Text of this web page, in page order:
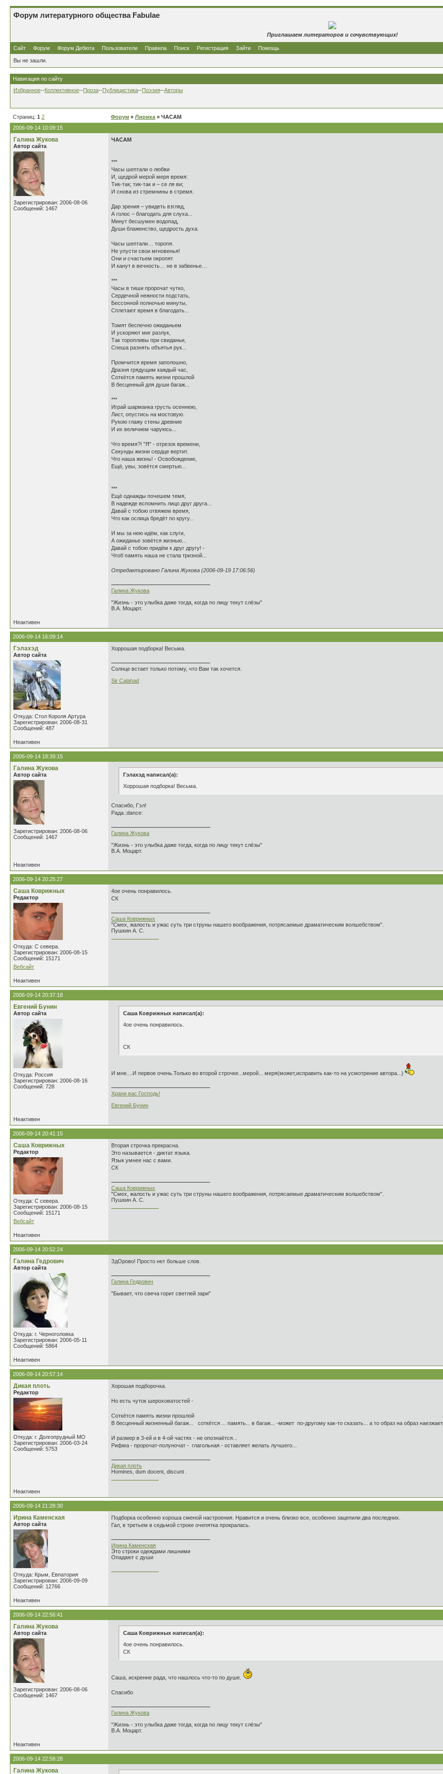
Форум литературного общества Fabulae
Приглашаем литераторов и сочувствующих!
Сайт Форум Форум Дебюта Пользователи Правила Поиск Регистрация Зайти Помощь
Вы не зашли.
Навигация по сайту
Избранное--Коллективное--Проза--Публицистика--Поэзия--Авторы
Страниц: 1 2 Форум » Лирика » ЧАСАМ
2006-09-14 10:09:15
Галина Жукова
Автор сайта
Зарегистрирован: 2006-08-06
Сообщений: 1467
ЧАСАМ
***
Часы шептали о любви
И, щедрой мерой меря время:
Тик-так; тик-так и – се ля ви;
И снова из стремнины в стремя.
Дар зрения – увидеть взгляд,
А голос – благодать для слуха...
Минут бесшумен водопад,
Души блаженство, щедрость духа.
Часы шептали… торопя.
Не упусти свои мгновенья!
Они и счастьем окропят
И канут в вечность… не в забвенье…
***
Часы в тиши пророчат чутко,
Сердечной нежности подстать,
Бессонной полночью минуты,
Сплетают время в благодать...
Томят беспечно ожиданьем
И ускоряют миг разлук,
Так торопливы при свиданьи,
Спеша разнять объятья рук...
Промчится время заполошно,
Дразня грядущим каждый час,
Соткётся память жизни прошлой
В бесценный для души багаж...
***
Играй шарманка грусть осеннюю,
Лист, опустись на мостовую.
Рукою глажу стены древние
И их величием чаруюсь...
Что время?! "Я" - отрезок времени,
Секунды жизни сердце вертит.
Что наша жизнь! - Освобождение,
Ещё, увы, зовётся смертью...
***
Ещё однажды почешем темя,
В надежде вспомнить лицо друг друга...
Давай с тобою отвяжем время,
Что как ослица бредёт по кругу...
И мы за нею идём, как слуги,
А ожиданье зовётся жизнью...
Давай с тобою придём к друг другу! -
Чтоб память наша не стала тризной...
Отредактировано Галина Жукова (2006-09-19 17:06:56)
Галина Жукова
"Жизнь - это улыбка даже тогда, когда по лицу текут слёзы"
В.А. Моцарт.
Неактивен
2006-09-14 16:09:14
Гэлахэд
Автор сайта
Откуда: Стол Короля Артура
Зарегистрирован: 2006-08-31
Сообщений: 487
Хоррошая подборка! Весьма.
Солнце встает только потому, что Вам так хочется.
Sir Calahad
Неактивен
2006-09-14 18:39:15
Галина Жукова
Автор сайта
Зарегистрирован: 2006-08-06
Сообщений: 1467
Гэлахэд написал(а):
Хоррошая подборка! Весьма.
Спасибо, Гэл!
Рада.:dance:
Галина Жукова
"Жизнь - это улыбка даже тогда, когда по лицу текут слёзы"
В.А. Моцарт.
Неактивен
2006-09-14 20:25:27
Саша Коврижных
Редактор
Откуда: С севера.
Зарегистрирован: 2006-08-15
Сообщений: 15171
Вебсайт
4ое очень понравилось.
СК
Саша Коврижных
"Смех, жалость и ужас суть три струны нашего воображения, потрясаемые драматическим волшебством".
Пушкин А. С.
Неактивен
2006-09-14 20:37:18
Евгений Бунин
Автор сайта
Откуда: Россия
Зарегистрирован: 2006-08-16
Сообщений: 728
Саша Коврижных написал(а):
4ое очень понравилось.
СК
И мне....И первое очень.Только во второй строчке...мерой... меря(может,исправить как-то на усмотрение автора...)
Храни вас Господь!
Евгений Бунин
Неактивен
2006-09-14 20:41:15
Саша Коврижных
Редактор
Откуда: С севера.
Зарегистрирован: 2006-08-15
Сообщений: 15171
Вебсайт
Вторая строчка прекрасна.
Это называется - диктат языка.
Язык умнее нас с вами.
СК
Саша Коврижных
"Смех, жалость и ужас суть три струны нашего воображения, потрясаемые драматическим волшебством".
Пушкин А. С.
Неактивен
2006-09-14 20:52:24
Галина Гедрович
Автор сайта
Откуда: г. Черноголовка
Зарегистрирован: 2006-05-11
Сообщений: 5864
ЗдОрово! Просто нет больше слов.
Галина Гедрович
"Бывает, что свеча горит светлей зари"
Неактивен
2006-09-14 20:57:14
Дикая плоть
Редактор
Откуда: г. Долгопрудный МО
Зарегистрирован: 2006-03-24
Сообщений: 5753
Хорошая подборочка.
Но есть чуток шероховатостей -
Соткётся память жизни прошлой
В бесценный жизненный багаж... соткётся ... память... в багаж... -может по-другому как-то сказать... а то образ на образ
И размер в 3-ей и в 4-ой частях - не опознаётся...
Рифма - пророчат-полуночат - глагольная - оставляет желать лучшего...
Дикая плоть
Homines, dum docent, discunt .
Неактивен
2006-09-14 21:28:30
Ирина Каменская
Автор сайта
Откуда: Крым, Евпатория
Зарегистрирован: 2006-09-09
Сообщений: 12766
Подборка особенно хороша сменой настроения. Нравится и очень близко все, особенно зацепили два последних.
Гал, в третьем в седьмой строке очепятка прокралась.
Ирина Каменская
Это строки одеждами лишними
Опадают с души
Неактивен
2006-09-14 22:56:41
Галина Жукова
Автор сайта
Зарегистрирован: 2006-08-06
Сообщений: 1467
Саша Коврижных написал(а):
4ое очень понравилось.
СК
Саша, искренне рада, что нашлось что-то по душе.
Спасибо
Галина Жукова
"Жизнь - это улыбка даже тогда, когда по лицу текут слёзы"
В.А. Моцарт.
Неактивен
2006-09-14 22:58:28
Галина Жукова